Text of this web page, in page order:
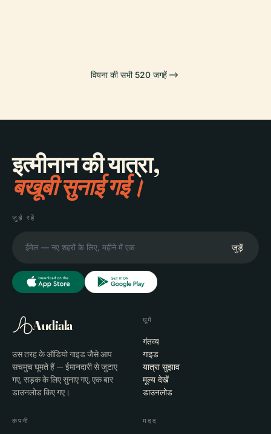
वियना की सभी 520 जगहें
इत्मीनान की यात्रा,
बखूबी सुनाई गई।
जुड़े रहें
जुड़ें
Audiala
उस तरह के ऑडियो गाइड जैसे आप
सचमुच घूमते हैं — ईमानदारी से जुटाए
गए, सड़क के लिए सुनाए गए, एक बार
डाउनलोड किए गए।
घूमें
गंतव्य
गाइड
यात्रा सुझाव
मूल्य देखें
डाउनलोड
कंपनी मदद